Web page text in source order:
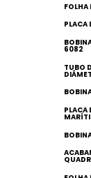
FOLHA
PLACA
6082
TUBO
PLACA